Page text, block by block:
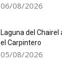
06/08/2026
Laguna del
el Carpintero
05/08/2026